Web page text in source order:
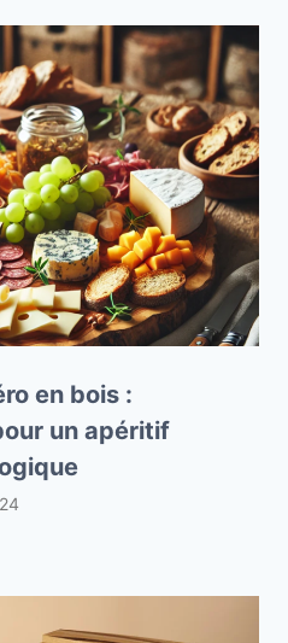
en bois :
un apéritif